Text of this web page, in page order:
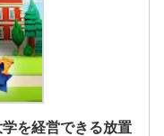
を経営できる放置